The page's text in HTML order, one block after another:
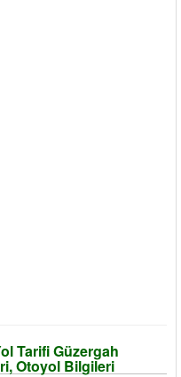
Tarifi Güzergah
Otoyol Bilgileri